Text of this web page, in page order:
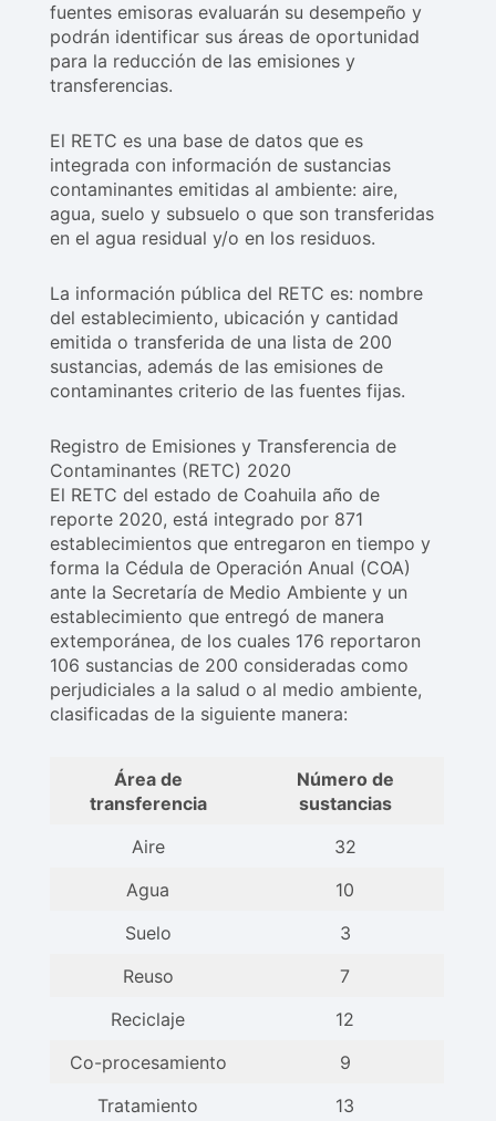
fuentes emisoras evaluarán su desempeño y
podrán identificar sus áreas de oportunidad
para la reducción de las emisiones y
transferencias.
El RETC es una base de datos que es
integrada con información de sustancias
contaminantes emitidas al ambiente: aire,
agua, suelo y subsuelo o que son transferidas
en el agua residual y/o en los residuos.
La información pública del RETC es: nombre
del establecimiento, ubicación y cantidad
emitida o transferida de una lista de 200
sustancias, además de las emisiones de
contaminantes criterio de las fuentes fijas.
Registro de Emisiones y Transferencia de
Contaminantes (RETC) 2020
El RETC del estado de Coahuila año de
reporte 2020, está integrado por 871
establecimientos que entregaron en tiempo y
forma la Cédula de Operación Anual (COA)
ante la Secretaría de Medio Ambiente y un
establecimiento que entregó de manera
extemporánea, de los cuales 176 reportaron
106 sustancias de 200 consideradas como
perjudiciales a la salud o al medio ambiente,
clasificadas de la siguiente manera:
Área de
transferencia
Número de
sustancias
Aire
32
Agua
10
Suelo
3
Reuso
7
Reciclaje
12
Co-procesamiento
9
Tratamiento
13